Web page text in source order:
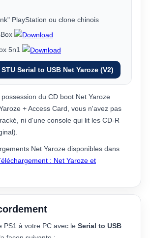
PlayStation ou clone chinois
5n1
Serial to USB Net Yaroze (V2)
du CD boot Net Yaroze
+ Access Card, vous n'avez pas
ni d'une console qui lit les CD-R
Net Yaroze disponibles dans
: Net Yaroze et
PS1 à votre PC avec le Serial to USB